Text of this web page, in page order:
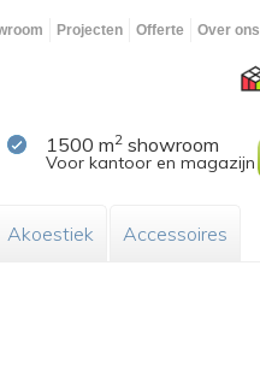
Projecten Offerte Over ons
1500 m2 showroom
Voor kantoor en magazijn
Akoestiek Accessoires